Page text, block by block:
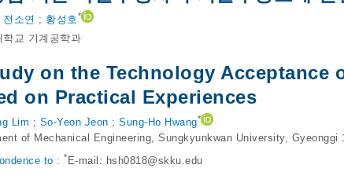
전소연 ; 황성호*
학교 기계공학과
on the Technology Acceptance
on Practical Experiences
Lim ; So-Yeon Jeon ; Sung-Ho Hwang*
of Mechanical Engineering, Sungkyunkwan University, Gyeonggi
to : * E-mail: hsh0818@skku.edu